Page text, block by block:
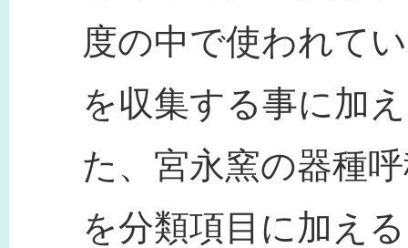
度の中で使われて
を収集する事に加
た、宮永窯の器種
を分類項目に加え